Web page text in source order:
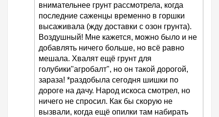
внимательнее грунт рассмотрела, когда
последние саженцы временно в горшки
высаживала (жду доставки с озон грунта).
Воздушный! Мне кажется, можно было и не
добавлять ничего больше, но всё равно
мешала. Хвалят ещё грунт для
голубики"агробалт", но он такой дорогой,
зараза! *раздобыла сегодня шишки по
дороге на дачу. Народ искоса смотрел, но
ничего не спросил. Как бы скорую не
вызвали, когда ещё опилки там набирать